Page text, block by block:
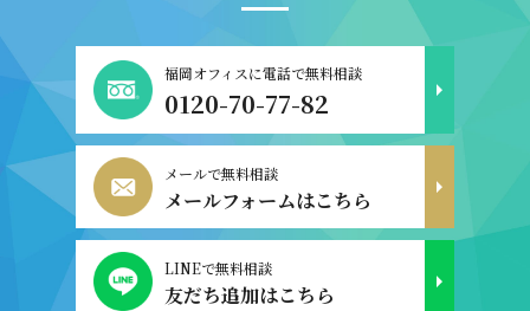
福岡オフィスに電話で無料相談
0120-70-77-82
メールで無料相談
メールフォームはこちら
LINEで無料相談
友だち追加はこちら